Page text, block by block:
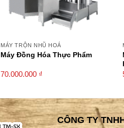
MÁY TRỘN NHŨ HOÁ
Máy Đồng Hóa Thực Phẩm
70.000.000 ₫
CÔNG TY